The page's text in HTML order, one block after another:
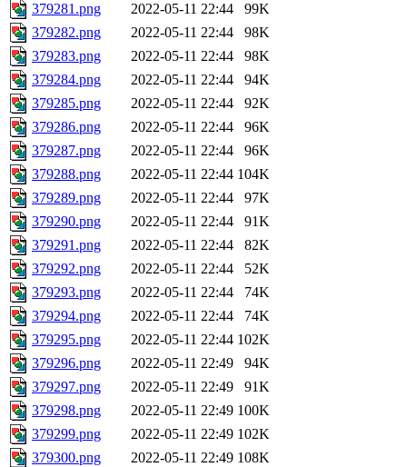
379281.png
2022-05-11 22:44
99K
379282.png
2022-05-11 22:44
98K
379283.png
2022-05-11 22:44
98K
379284.png
2022-05-11 22:44
94K
379285.png
2022-05-11 22:44
92K
379286.png
2022-05-11 22:44
96K
379287.png
2022-05-11 22:44
96K
379288.png
2022-05-11 22:44 104K
379289.png
2022-05-11 22:44
97K
379290.png
2022-05-11 22:44
91K
379291.png
2022-05-11 22:44
82K
379292.png
2022-05-11 22:44
52K
379293.png
2022-05-11 22:44
74K
379294.png
2022-05-11 22:44
74K
379295.png
2022-05-11 22:44 102K
379296.png
2022-05-11 22:49
94K
379297.png
2022-05-11 22:49
91K
379298.png
2022-05-11 22:49 100K
379299.png
2022-05-11 22:49 102K
379300.png
2022-05-11 22:49 108K